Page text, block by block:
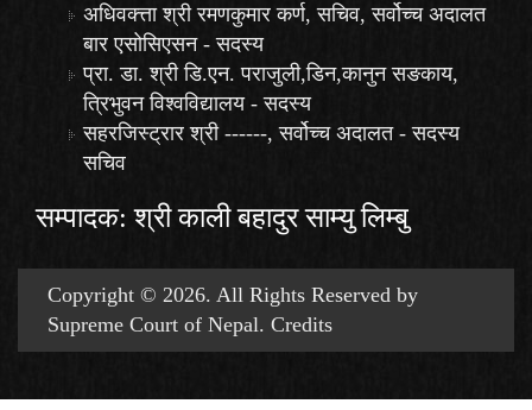
अधिवक्त्ता श्री रमणकुमार कर्ण, सचिव, सर्वोच्च अदालत
बार एसोसिएसन - सदस्य
प्रा. डा. श्री डि.एन. पराजुली,डिन,कानुन सङकाय,
त्रिभुवन विश्वविद्यालय - सदस्य
सहरजिस्ट्रार श्री ------, सर्वोच्च अदालत - सदस्य
सचिव
सम्पादक: श्री काली बहादुर साम्यु लिम्बु
Copyright © 2026. All Rights Reserved by
Supreme Court of Nepal. Credits